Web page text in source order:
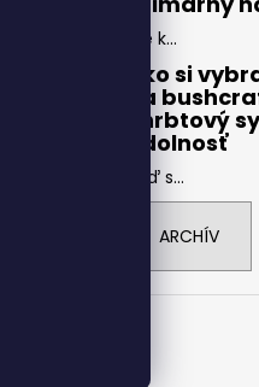
Pre k...
Ako si
na
chrbtový
odolnosť
Keď s...
ARCHÍV